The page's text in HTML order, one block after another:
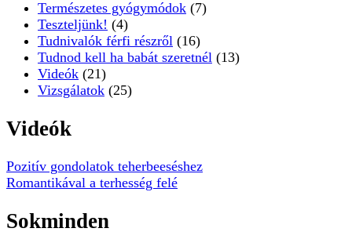
Természetes gyógymódok (7)
Teszteljünk! (4)
Tudnivalók férfi részről (16)
Tudnod kell ha babát szeretnél (13)
Videók (21)
Vizsgálatok (25)
Videók
Pozitív gondolatok teherbeeséshez
Romantikával a terhesség felé
Sokminden